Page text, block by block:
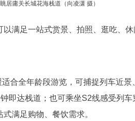
居庸关长城花海栈道（向凌潇 摄）
足一站式赏景、拍照、逛吃、休
全年龄段游览，可捕捉列车近景
即达栈道；也可乘坐S2线感受列
满足购物、餐饮需求。